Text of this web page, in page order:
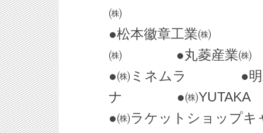
㈱
●松本徽章工業㈱ ●
㈱ ●丸菱産業㈱
●㈱ミネムラ ●明
ナ ●㈱YUTAKA
●㈱ラケットショッ